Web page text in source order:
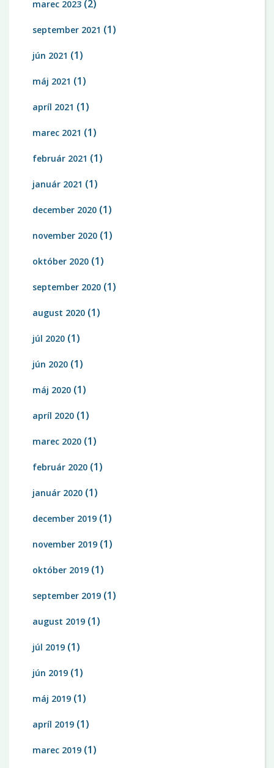
marec 2023 (2)
september 2021 (1)
jún 2021 (1)
máj 2021 (1)
apríl 2021 (1)
marec 2021 (1)
február 2021 (1)
január 2021 (1)
december 2020 (1)
november 2020 (1)
október 2020 (1)
september 2020 (1)
august 2020 (1)
júl 2020 (1)
jún 2020 (1)
máj 2020 (1)
apríl 2020 (1)
marec 2020 (1)
február 2020 (1)
január 2020 (1)
december 2019 (1)
november 2019 (1)
október 2019 (1)
september 2019 (1)
august 2019 (1)
júl 2019 (1)
jún 2019 (1)
máj 2019 (1)
apríl 2019 (1)
marec 2019 (1)